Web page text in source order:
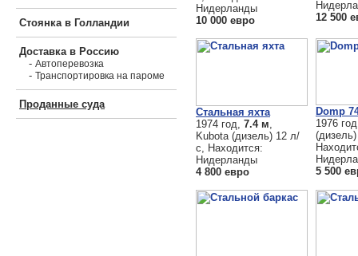
Стоянка в Голландии
Доставка в Россию
- Автоперевозка
- Транспортировка на пароме
Проданные суда
Нидерланды
10 000 евро
12 500
Стальная яхта
1974 год, 7.4 м
Kubota (дизель) 12 л/
с, Находится:
Нидерланды
4 800 евро
Domp
1976
5 500